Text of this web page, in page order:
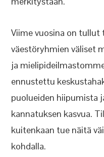
Viime vuosina on tullut
väestöryhmien väliset
ja
ennustettu
puolueiden hiipumista
kannatuksen kasvua.
kuitenkaan tue näitä
kohdalla.